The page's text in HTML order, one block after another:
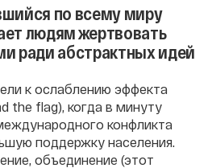
по всему миру
людям жертвовать
ради абстрактных идей
к ослаблению эффекта
the flag), когда в минуту
конфликта
поддержку населения.
объединение (этот